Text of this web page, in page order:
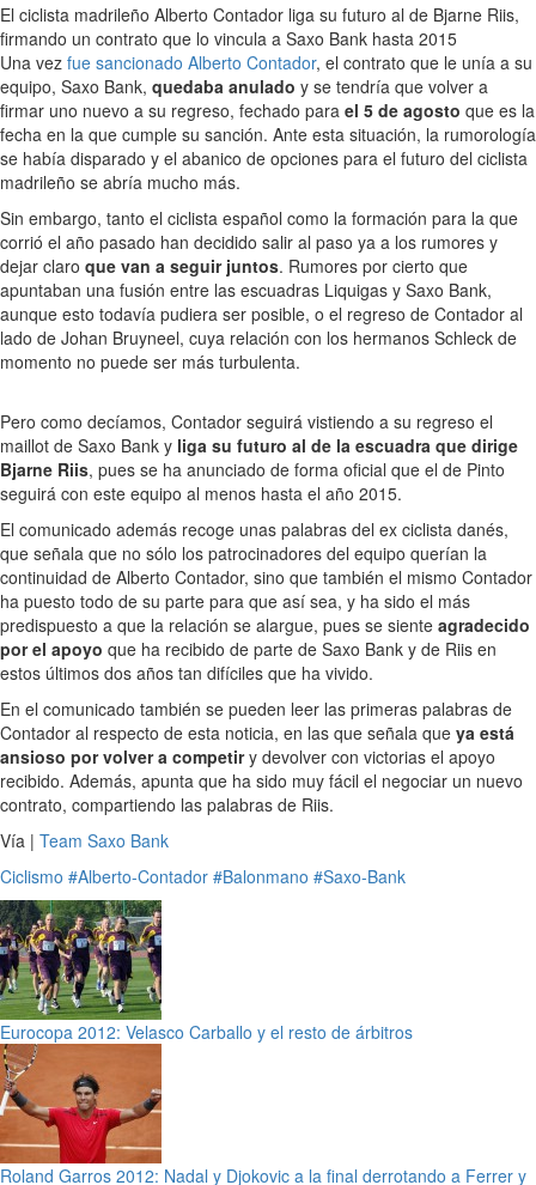
El ciclista madrileño Alberto Contador liga su futuro al de Bjarne Riis,
firmando un contrato que lo vincula a Saxo Bank hasta 2015
Una vez fue sancionado Alberto Contador, el contrato que le unía a su
equipo, Saxo Bank, quedaba anulado y se tendría que volver a
firmar uno nuevo a su regreso, fechado para el 5 de agosto que es la
fecha en la que cumple su sanción. Ante esta situación, la rumorología
se había disparado y el abanico de opciones para el futuro del ciclista
madrileño se abría mucho más.
Sin embargo, tanto el ciclista español como la formación para la que
corrió el año pasado han decidido salir al paso ya a los rumores y
dejar claro que van a seguir juntos. Rumores por cierto que
apuntaban una fusión entre las escuadras Liquigas y Saxo Bank,
aunque esto todavía pudiera ser posible, o el regreso de Contador al
lado de Johan Bruyneel, cuya relación con los hermanos Schleck de
momento no puede ser más turbulenta.
Pero como decíamos, Contador seguirá vistiendo a su regreso el
maillot de Saxo Bank y liga su futuro al de la escuadra que dirige
Bjarne Riis, pues se ha anunciado de forma oficial que el de Pinto
seguirá con este equipo al menos hasta el año 2015.
El comunicado además recoge unas palabras del ex ciclista danés,
que señala que no sólo los patrocinadores del equipo querían la
continuidad de Alberto Contador, sino que también el mismo Contador
ha puesto todo de su parte para que así sea, y ha sido el más
predispuesto a que la relación se alargue, pues se siente agradecido
por el apoyo que ha recibido de parte de Saxo Bank y de Riis en
estos últimos dos años tan difíciles que ha vivido.
En el comunicado también se pueden leer las primeras palabras de
Contador al respecto de esta noticia, en las que señala que ya está
ansioso por volver a competiry devolver con victorias el apoyo
recibido. Además, apunta que ha sido muy fácil el negociar un nuevo
contrato, compartiendo las palabras de Riis.
Vía | Team Saxo Bank
Ciclismo #Alberto-Contador #Balonmano #Saxo-Bank
Eurocopa 2012: Velasco Carballo y el resto de árbitros
Roland Garros 2012: Nadal y Djokovic a la final derrotando a Ferrer y